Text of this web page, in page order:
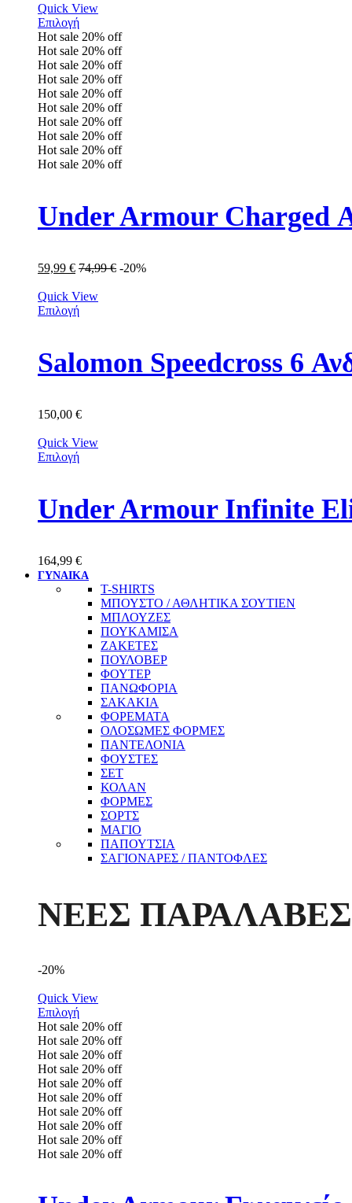
Quick View
Επιλογή
Hot sale 20% off
Hot sale 20% off
Hot sale 20% off
Hot sale 20% off
Hot sale 20% off
Hot sale 20% off
Hot sale 20% off
Hot sale 20% off
Hot sale 20% off
Hot sale 20% off
Under Armour Charged
59,99 € 74,99€ -20%
Quick View
Επιλογή
Salomon Speedcross 6
150,00 €
Quick View
Επιλογή
Under Armour Infinite
164,99 €
ΓΥΝΑΙΚΑ
T-SHIRTS
ΜΠΟΥΣΤΟ / ΑΘΛΗΤΙΚΑ ΣΟΥΤΙΕΝ
ΜΠΛΟΥΖΕΣ
ΠΟΥΚΑΜΙΣΑ
ΖΑΚΕΤΕΣ
ΠΟΥΛΟΒΕΡ
ΦΟΥΤΕΡ
ΠΑΝΩΦΟΡΙΑ
ΣΑΚΑΚΙΑ
ΦΟΡΕΜΑΤΑ
ΟΛΟΣΩΜΕΣ ΦΟΡΜΕΣ
ΠΑΝΤΕΛΟΝΙΑ
ΦΟΥΣΤΕΣ
ΣΕΤ
ΚΟΛΑΝ
ΦΟΡΜΕΣ
ΣΟΡΤΣ
ΜΑΓΙΟ
ΠΑΠΟΥΤΣΙΑ
ΣΑΓΙΟΝΑΡΕΣ / ΠΑΝΤΟΦΛΕΣ
ΝΕΕΣ ΠΑΡΑΛΑΒΕΣ
-20%
Quick View
Επιλογή
Hot sale 20% off
Hot sale 20% off
Hot sale 20% off
Hot sale 20% off
Hot sale 20% off
Hot sale 20% off
Hot sale 20% off
Hot sale 20% off
Hot sale 20% off
Hot sale 20% off